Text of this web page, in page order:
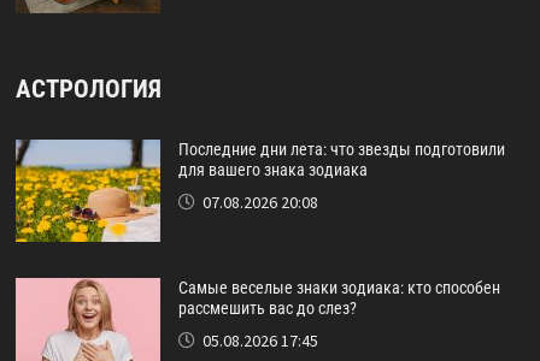
АСТРОЛОГИЯ
Последние дни лета: что звезды подготовили
для вашего знака зодиака
07.08.2026 20:08
Самые веселые знаки зодиака: кто способен
рассмешить вас до слез?
05.08.2026 17:45